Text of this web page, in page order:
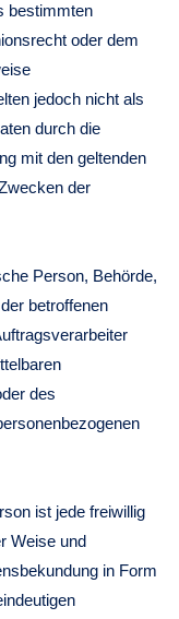
bestimmten
oder dem
jedoch nicht als
durch die
mit den geltenden
der
Person, Behörde,
betroffenen
des
ist jede freiwillig
Weise und
in Form